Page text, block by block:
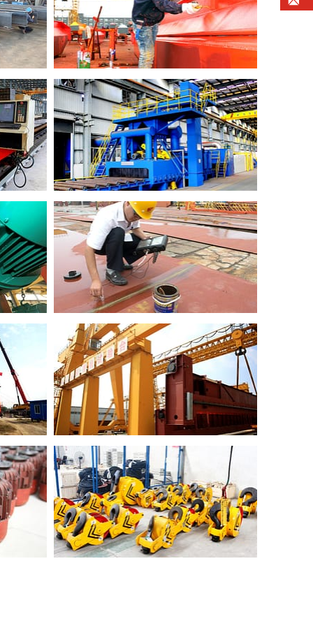
di difetti a particelle magnetiche)
chimica
d'urto
della durezza
tester di durezza Rockwell)